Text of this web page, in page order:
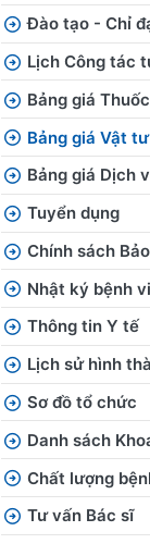
Đào tạo - Chỉ
Lịch Công tác
Bảng giá Thuốc
Bảng giá Vật
Bảng giá Dịch
Tuyển dụng
Chính sách
Nhật ký bệnh
Thông tin Y tế
Lịch sử hình
Sơ đồ tổ chức
Danh sách
Chất lượng
Tư vấn Bác sĩ